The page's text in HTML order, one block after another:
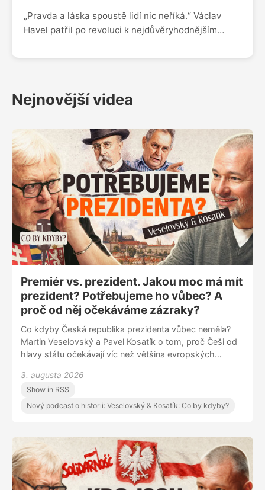
„Pravda a láska spoustě lidí nic neříká.“ Václav
Havel patřil po revoluci k nejdůvěryhodnějším
společnost možná víc než kdy dřív. Martin
vyvolává silné emoce. Vyhrál nakonec Klaus nad
prezident? A potřebujeme Knihovnu Václava
Havla?
Nejnovější videa
Premiér vs. prezident. Jakou moc má mít
prezident? Potřebujeme ho vůbec? A
proč od něj očekáváme zázraky?
Co kdyby Česká republika prezidenta vůbec neměla?
Martin Veselovský a Pavel Kosatík o tom, proč Češi od
hlavy státu očekávají víc než většina evropských
a jak tuto roli chápali Masaryk, Havel nebo Zeman. Má
prezident společnost spojovat, nebo je nevyhnutelné,
že se stane politickým hráčem?
3. augusta 2026
Show in RSS
Nový podcast o historii: Veselovský & Kosatík: Co by kdyby?